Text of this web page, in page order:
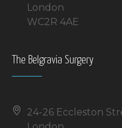
London
WC2R 4AE
The Belgravia Surgery
24-26 Eccleston